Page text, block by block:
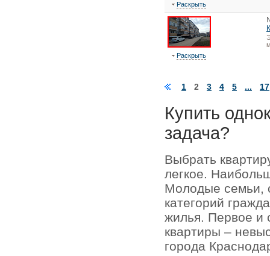
Раскрыть
Раскрыть
1 2 3 4 5 ... 17
Купить
задача?
Выбрать
легкое.
Молодые семьи,
категорий
жилья. Первое и
квартиры –
города